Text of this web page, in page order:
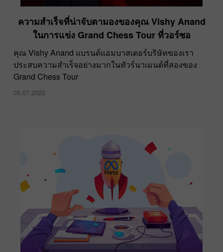
ความสำเร็จที่น่าจับตามองของคุณ Vishy Anand
ในการแข่ง Grand Chess Tour ที่วอร์ซอ
คุณ Vishy Anand แบรนด์แอมบาสเดอร์บริษัทของเรา
ประสบความสำเร็จอย่างมากในทัวร์นาเมนต์ที่สองของ
Grand Chess Tour
05.07.2022